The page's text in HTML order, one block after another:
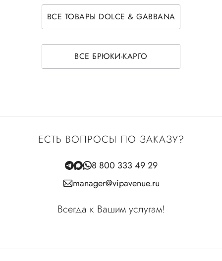
ВСЕ ТОВАРЫ DOLCE & GABBANA
ВСЕ БРЮКИ-КАРГО
ЕСТЬ ВОПРОСЫ ПО ЗАКАЗУ?
8 800 333 49 29
manager@vipavenue.ru
Всегда к Вашим услугам!